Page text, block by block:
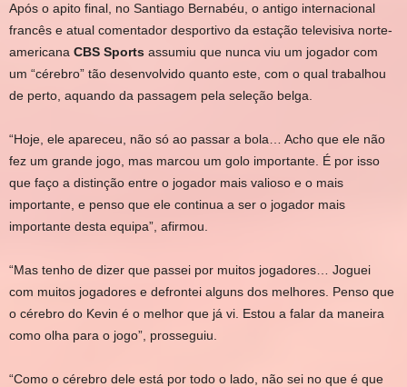
Após o apito final, no Santiago Bernabéu, o antigo internacional
francês e atual comentador desportivo da estação televisiva norte-
americana CBS Sports assumiu que nunca viu um jogador com
um “cérebro” tão desenvolvido quanto este, com o qual trabalhou
de perto, aquando da passagem pela seleção belga.
“Hoje, ele apareceu, não só ao passar a bola… Acho que ele não
fez um grande jogo, mas marcou um golo importante. É por isso
que faço a distinção entre o jogador mais valioso e o mais
importante, e penso que ele continua a ser o jogador mais
importante desta equipa”, afirmou.
“Mas tenho de dizer que passei por muitos jogadores… Joguei
com muitos jogadores e defrontei alguns dos melhores. Penso que
o cérebro do Kevin é o melhor que já vi. Estou a falar da maneira
como olha para o jogo”, prosseguiu.
“Como o cérebro dele está por todo o lado, não sei no que é que